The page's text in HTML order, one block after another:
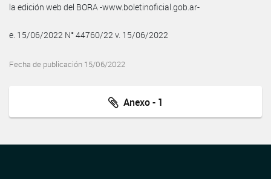
la edición web del BORA -www.boletinoficial.gob.ar-
e. 15/06/2022 N° 44760/22 v. 15/06/2022
Fecha de publicación 15/06/2022
Anexo - 1